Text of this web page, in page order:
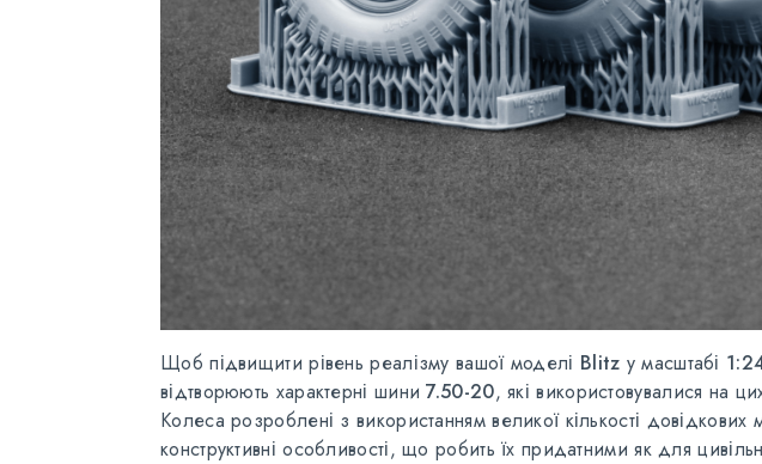
Щоб підвищити рівень реалізму вашої моделі Blitz у масштабі
відтворюють характерні шини7.50-20, які використовувалися на
Колеса розроблені з використанням великої кількості довідкових
конструктивні особливості, що робить їх придатними як для